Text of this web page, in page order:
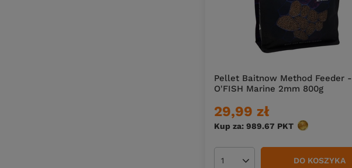
Pellet Baitnow Method Feeder -
O'FISH Marine 2mm 800g
29,99 zł
Kup za: 989.67 PKT punktów
Ilość produktów DO KOSZYKA